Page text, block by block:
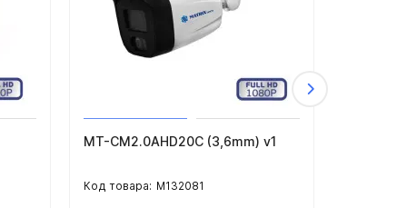
MT-CM2.0AHD20C (3,6mm) v1
M132081